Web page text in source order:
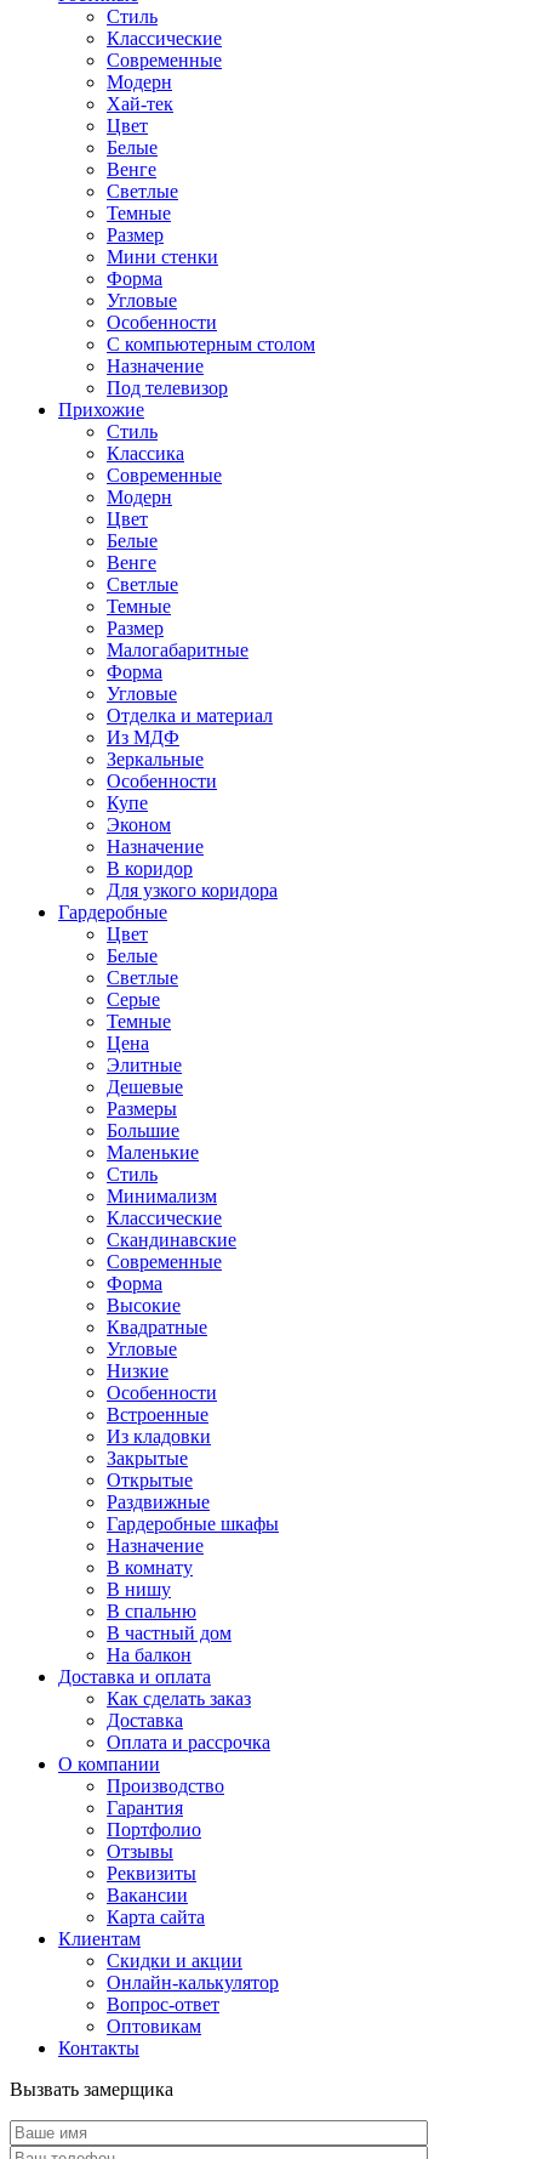
Стиль
Классические
Современные
Модерн
Хай-тек
Цвет
Белые
Венге
Светлые
Темные
Размер
Мини стенки
Форма
Угловые
Особенности
С компьютерным столом
Назначение
Под телевизор
Прихожие
Стиль
Классика
Современные
Модерн
Цвет
Белые
Венге
Светлые
Темные
Размер
Малогабаритные
Форма
Угловые
Отделка и материал
Из МДФ
Зеркальные
Особенности
Купе
Эконом
Назначение
В коридор
Для узкого коридора
Гардеробные
Цвет
Белые
Светлые
Серые
Темные
Цена
Элитные
Дешевые
Размеры
Большие
Маленькие
Стиль
Минимализм
Классические
Скандинавские
Современные
Форма
Высокие
Квадратные
Угловые
Низкие
Особенности
Встроенные
Из кладовки
Закрытые
Открытые
Раздвижные
Гардеробные шкафы
Назначение
В комнату
В нишу
В спальню
В частный дом
На балкон
Доставка и оплата
Как сделать заказ
Доставка
Оплата и рассрочка
О компании
Производство
Гарантия
Портфолио
Отзывы
Реквизиты
Вакансии
Карта сайта
Клиентам
Скидки и акции
Онлайн-калькулятор
Вопрос-ответ
Оптовикам
Контакты
Вызвать замерщика